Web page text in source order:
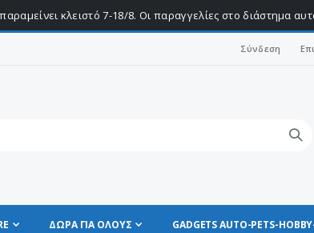
κλειστό 7-18/8. Οι παραγγελίες στο διάστημα
Σύνδεση
ΔΩΡΑ ΓΙΑ ΟΛΟΥΣ GADGETS AUTO-PETS-